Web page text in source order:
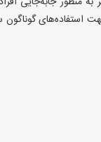
استفاده‌های